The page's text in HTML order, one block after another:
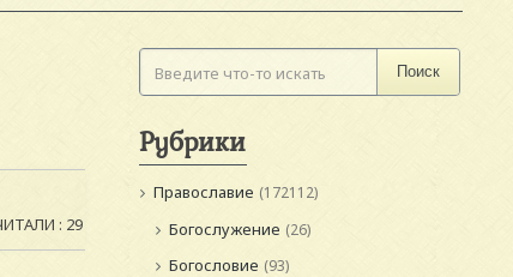
: 29
Поиск
Рубрики
Православие (172112)
Богослужение (26)
Богословие (93)